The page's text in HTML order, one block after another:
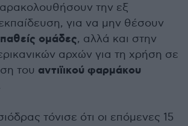
την εξ
για να μην θέσουν
ομάδες, αλλά και στην
αρχών για τη χρήση σε
του αντιϊικού φαρμάκου
τόνισε ότι οι επόμενες 15